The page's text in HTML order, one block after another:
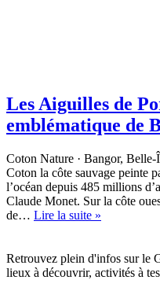
Les Aiguilles de
emblématique de
Coton Nature · Bangor,
Coton la côte sauvage peinte
l’océan depuis 485 millions
Claude Monet. Sur la côte
de… Lire la suite »
Port-
Coton
Retrouvez plein d'infos sur le
lieux à découvrir, activités à